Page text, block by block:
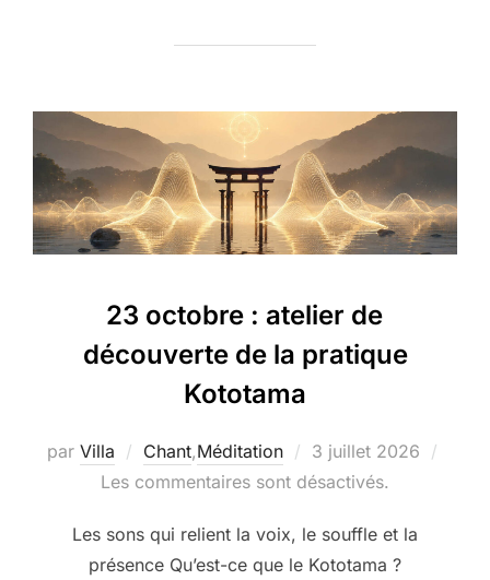
23 octobre : atelier de
découverte de la pratique
Kototama
par Villa Chant,Méditation
Publié
le
3 juillet 2026
Les commentaires sont désactivés.
Les sons qui relient la voix, le souffle et la
présence Qu’est-ce que le Kototama ?